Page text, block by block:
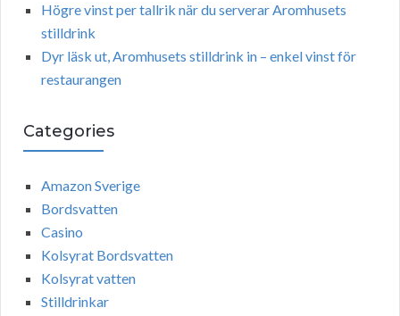
Högre vinst per tallrik när du serverar Aromhusets
stilldrink
Dyr läsk ut, Aromhusets stilldrink in – enkel vinst för
restaurangen
Categories
Amazon Sverige
Bordsvatten
Casino
Kolsyrat Bordsvatten
Kolsyrat vatten
Stilldrinkar